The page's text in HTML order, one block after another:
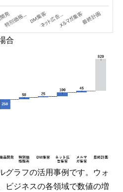
合
グラフの活用事例です。ウォ
ビジネスの各領域で数値の増